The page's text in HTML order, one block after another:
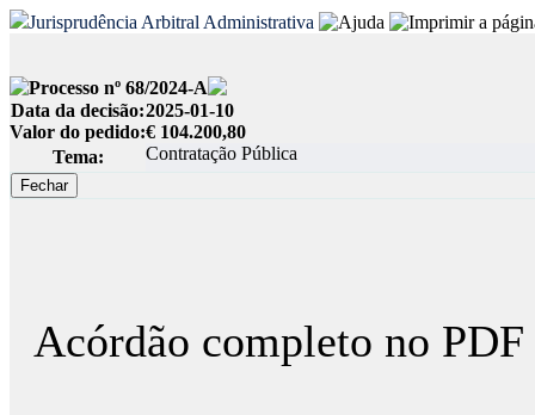
Jurisprudência Arbitral Administrativa
Processo nº 68/2024-A
Data da decisão:2025-01-10
Valor do pedido:€ 104.200,80
Tema:
Contratação Pública
Acórdão completo no PDF